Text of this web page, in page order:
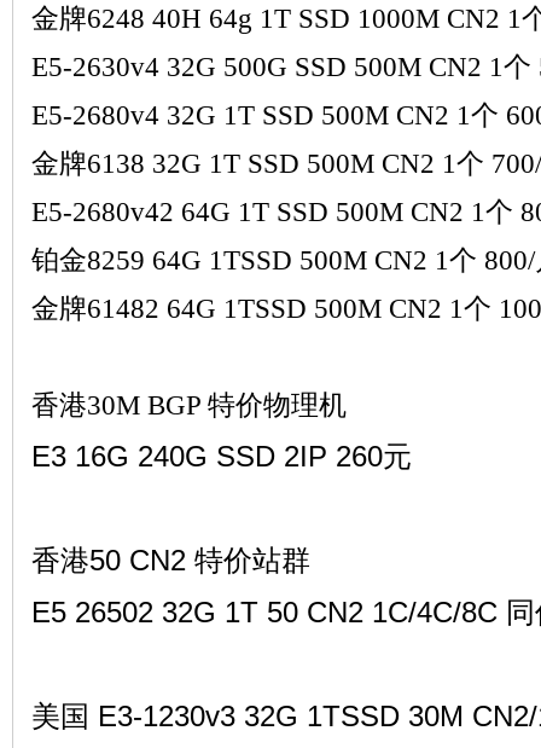
金牌6248 40H 64g 1T SSD 1000M CN2 1
E5-2630v4 32G 500G SSD 500M CN2 1个
E5-2680v4 32G 1T SSD 500M CN2 1个
金牌6138 32G 1T SSD 500M CN2 1个
E5-2680v42 64G 1T SSD 500M CN2 1个
铂金8259 64G 1TSSD 500M CN2 1个
金牌61482 64G 1TSSD 500M CN2 1个
香港30M BGP 特价物理机
E3 16G 240G SSD 2IP 260元
香港50 CN2 特价站群
E5 26502 32G 1T 50 CN2 1C/4C/8C
美国 E3-1230v3 32G 1TSSD 30M